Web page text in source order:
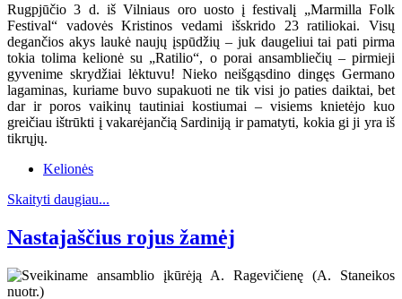
Rugpjūčio 3 d. iš Vilniaus oro uosto į festivalį „Marmilla Folk
Festival“ vadovės Kristinos vedami išskrido 23 ratiliokai. Visų
degančios akys laukė naujų įspūdžių – juk daugeliui tai pati pirma
tokia tolima kelionė su „Ratilio“, o porai ansambliečių – pirmieji
gyvenime skrydžiai lėktuvu! Nieko neišgąsdino dingęs Germano
lagaminas, kuriame buvo supakuoti ne tik visi jo paties daiktai, bet
dar ir poros vaikinų tautiniai kostiumai – visiems knietėjo kuo
greičiau ištrūkti į vakarėjančią Sardiniją ir pamatyti, kokia gi ji yra iš
tikrųjų.
Kelionės
Skaityti daugiau...
Nastajaščius rojus žamėj